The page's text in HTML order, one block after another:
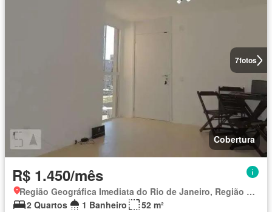
7fotos
Cobertura
R$ 1.450/mês
Região Geográfica Imediata do Rio de Janeiro, Região Metropolitana do Rio de Janeiro
2 Quartos
1 Banheiro 52 m²